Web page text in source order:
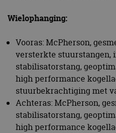
Wielophanging:
Vooras: McPherson,
versterkte stuurstangen,
stabilisatorstang,
high performance
stuurbekrachtiging met
Achteras: McPherson,
stabilisatorstang,
high performance